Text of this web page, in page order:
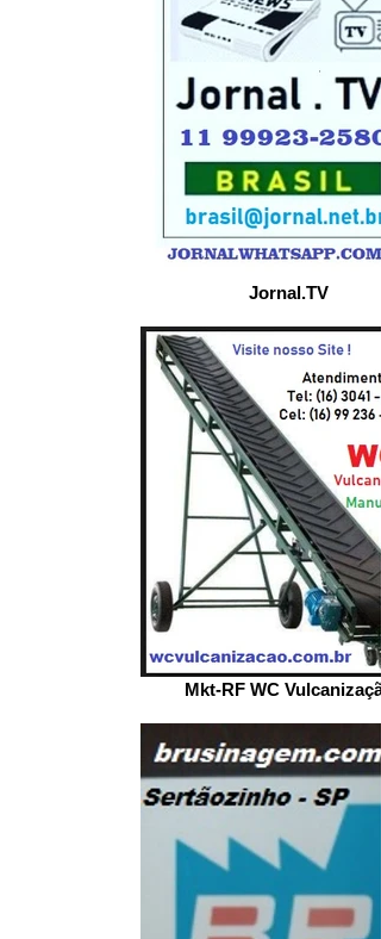
Jornal.TV
Mkt-RF WC